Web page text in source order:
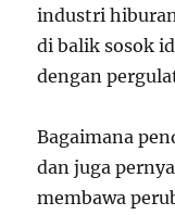
industri
di balik sosok
dengan
Bagaimana
dan juga
membawa